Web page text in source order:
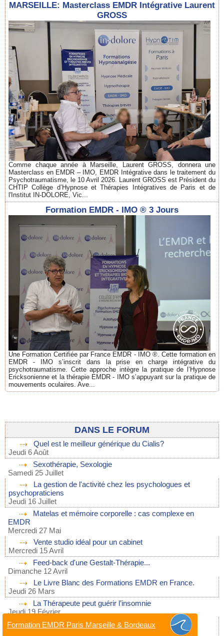
MARSEILLE: Masterclass EMDR Intégrative Laurent
GROSS
Comme chaque année à Marseille, Laurent GROSS, donnera une
Masterclass en EMDR – IMO, EMDR Intégrative dans le traitement du
Psychotraumatisme, le 10 Avril 2026. Laurent GROSS est Président du
CHTIP Collège d’Hypnose et Thérapies Intégratives de Paris et de
l'Institut IN-DOLORE, Vic...
Formation EMDR - IMO ® 3 Jours
Une Formation Certifiée par France EMDR - IMO ®. Cette formation en
EMDR - IMO s’inscrit dans la prise en charge intégrative du
psychotraumatisme. Cette approche intègre la pratique de l’Hypnose
Ericksonienne et la thérapie EMDR - IMO s’appuyant sur la pratique de
mouvements oculaires. Ave...
DANS LE FORUM
Quel est le meilleur générique du Cialis?
Jeudi 6 Août
Sexothérapie, Sexologie
Samedi 25 Juillet
La gestion de l'activité chez les psychologues et
psychopraticiens
Jeudi 16 Juillet
Matelas et mémoire corporelle : cas complexe en
EMDR
Mercredi 27 Mai
Vente studio idéal pour un cabinet
Mercredi 15 Avril
Feed-back d'une Gestalt-Thérapie...
Dimanche 12 Avril
Le Livre Blanc des Formations EMDR en France.
Jeudi 26 Mars
La Thérapeute peut guérir l’insomnie
Jeudi 19 Février
Psychanalyse, Psychanalystes : Annuaire de la
Formation EMDR Paris Marseille & Bordeaux